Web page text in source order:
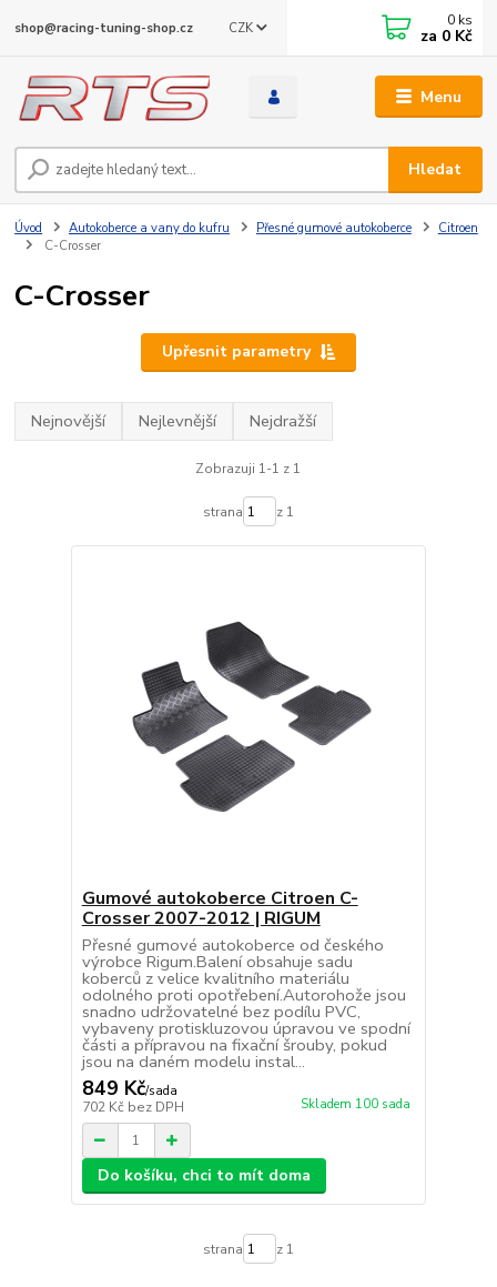
Menu
CZK
Hledat
shop@racing-tuning-shop.cz 0 ks
za 0 Kč
Úvod Autokoberce a vany do kufru Přesné gumové autokoberce
Citroen
C-Crosser
C-Crosser
Upřesnit parametry
Nejnovější Nejlevnější Nejdražší
Zobrazuji 1-1 z 1
strana z 1
Gumové autokoberce Citroen C-
Crosser 2007-2012 | RIGUM
Přesné gumové autokoberce od českého
výrobce Rigum.Balení obsahuje sadu
koberců z velice kvalitního materiálu
odolného proti opotřebení.Autorohože jsou
snadno udržovatelné bez podílu PVC,
vybaveny protiskluzovou úpravou ve spodní
části a přípravou na fixační šrouby, pokud
jsou na daném modelu instal...
849 Kč/sada
702 Kč bez DPH Skladem 100 sada
Do košíku, chci to mít doma
strana z 1